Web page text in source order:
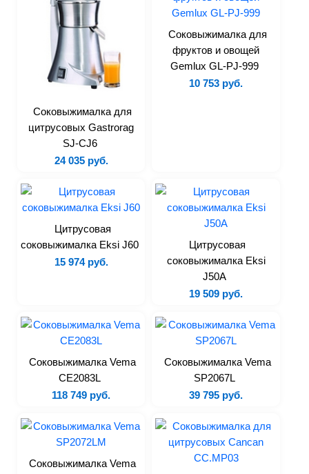
Тестораскаточные машины
Формовочное оборудование
Хлеборезки
Аксессуары
Для фастфуда и бара
Аппарат для горячего
шоколада
Аппараты для сахарной ваты
Блендеры
Вафельницы
Кофемашины
Оборудование для блинов
Оборудование для хот-догов
Пончиковые аппараты
Соковыжималки
Сокоохладители и граниторы
Соковыжималка для
цитрусовых Gastrorag
SJ-CJ6
24 035 руб.
Соковыжималка для
фруктов и овощей
Gemlux GL-PJ-999
10 753 руб.
Цитрусовая
соковыжималка Eksi J60
15 974 руб.
Цитрусовая
соковыжималка Eksi
J50A
19 509 руб.
Соковыжималка Vema
CE2083L
118 749 руб.
Соковыжималка Vema
SP2067L
39 795 руб.
Соковыжималка Vema